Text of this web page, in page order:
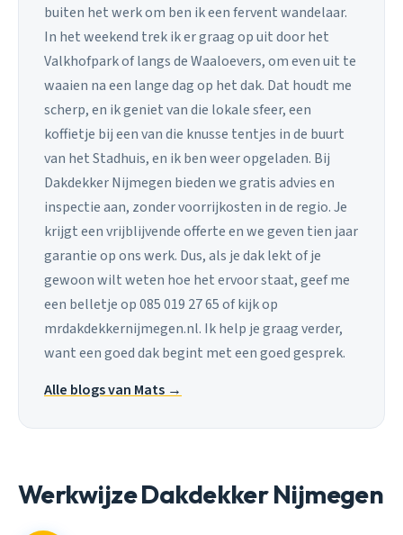
buiten het werk om ben ik een fervent wandelaar.
In het weekend trek ik er graag op uit door het
Valkhofpark of langs de Waaloevers, om even uit te
waaien na een lange dag op het dak. Dat houdt me
scherp, en ik geniet van die lokale sfeer, een
koffietje bij een van die knusse tentjes in de buurt
van het Stadhuis, en ik ben weer opgeladen. Bij
Dakdekker Nijmegen bieden we gratis advies en
inspectie aan, zonder voorrijkosten in de regio. Je
krijgt een vrijblijvende offerte en we geven tien jaar
garantie op ons werk. Dus, als je dak lekt of je
gewoon wilt weten hoe het ervoor staat, geef me
een belletje op 085 019 27 65 of kijk op
mrdakdekkernijmegen.nl. Ik help je graag verder,
want een goed dak begint met een goed gesprek.
Alle blogs van Mats →
Werkwijze Dakdekker Nijmegen